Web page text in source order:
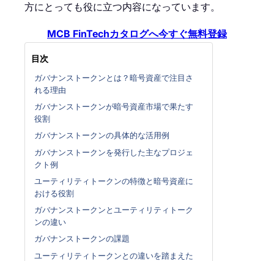
方にとっても役に立つ内容になっています。
MCB FinTechカタログへ今すぐ無料登録
目次
ガバナンストークンとは？暗号資産で注目さ
れる理由
ガバナンストークンが暗号資産市場で果たす
役割
ガバナンストークンの具体的な活用例
ガバナンストークンを発行した主なプロジェ
クト例
ユーティリティトークンの特徴と暗号資産に
おける役割
ガバナンストークンとユーティリティトーク
ンの違い
ガバナンストークンの課題
ユーティリティトークンとの違いを踏まえた